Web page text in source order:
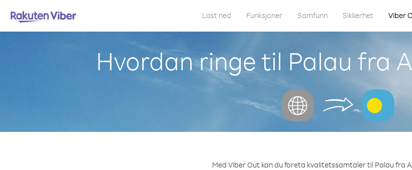
Last ned Funksjoner Samfunn Sikkerhet Viber
Hvordan ringe til Palau fra
Med Viber Out kan du foreta kvalitetssamtaler til Palau fra